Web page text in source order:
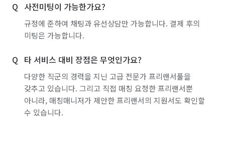
사전미팅이 가능한가요?
규정에 준하여 채팅과 유선상담만 가능합니다. 결제 후의
미팅은 가능합니다.
타 서비스 대비 장점은 무엇인가요?
다양한 직군의 경력을 지닌 고급 전문가 프리랜서풀을
갖추고 있습니다. 그리고 직접 매칭 요청한 프리랜서뿐
아니라, 매칭매니저가 제안한 프리랜서의 지원서도 확인할
수 있습니다.